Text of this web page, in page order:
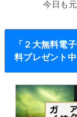
今日も
「２大無料電
料プレゼント中